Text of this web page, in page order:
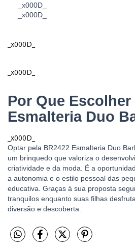
_x000D_
_x000D_
_x000D_
_x000D_
Por Que Escolher
Esmalteria Duo
_x000D_
Optar pela BR2422 Esmalteria Duo
um brinquedo que valoriza o
criatividade e da moda. É a
a autonomia e o estilo pessoal das
educativa. Graças à sua proposta
tranquilos enquanto suas filhas
diversão e descoberta.